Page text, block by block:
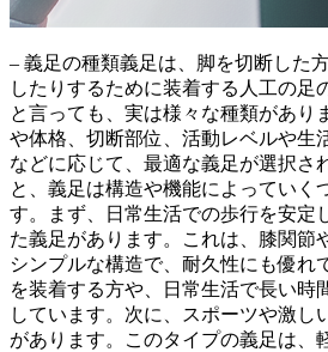
– 義足の種類義足は、脚を切断した
したりするために装着する人工の足
と言っても、実は様々な種類があり
や体格、切断部位、活動レベルや生
などに応じて、最適な義足が選択さ
と、義足は構造や機能によっていく
す。まず、日常生活での歩行を安定
た義足があります。これは、 膝関節
シンプルな構造で、耐久性にも優れ
を装着する方や、日常生活で長い時
しています。次に、スポーツや激し
があります。このタイプの義足は、